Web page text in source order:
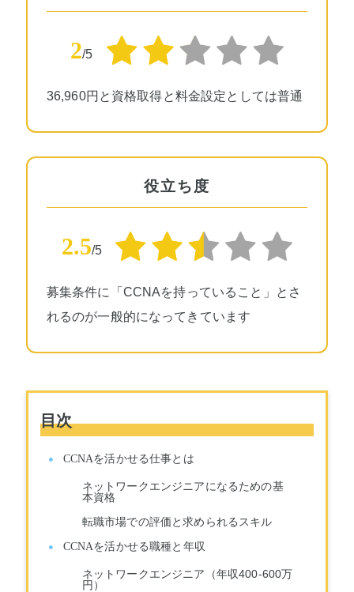
2/5
36,960円と資格取得と料金設定としては普通
役立ち度
2.5/5
募集条件に「CCNAを持っていること」とさ
れるのが一般的になってきています
目次
CCNAを活かせる仕事とは
ネットワークエンジニアになるための基
本資格
転職市場での評価と求められるスキル
CCNAを活かせる職種と年収
ネットワークエンジニア（年収400-600万
円）